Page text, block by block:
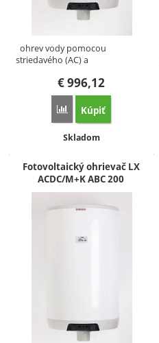
ohrev vody pomocou
striedavého (AC) a
€996,12
Porovnať
Kúpiť
Dostupnosť:
Skladom
Fotovoltaický ohrievač LX
ACDC/M+K ABC 200